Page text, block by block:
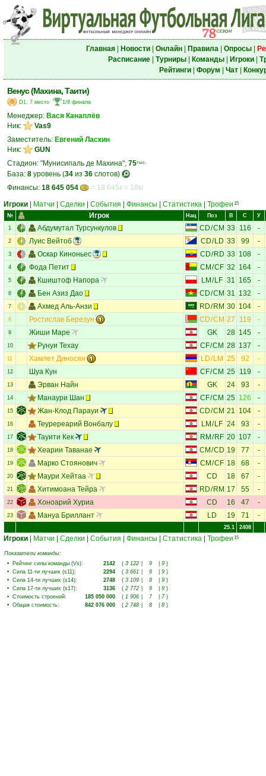
Главная| Новости| Онлайн| Правила| Опросы|
Расписание| Турниры| Команды| Игроки|
Рейтинги| Форум Чат|
Венус (Махина, Таити)
D1, 7 место 1/8 финала
Менеджер: Вася Канаплёв
Ник:
Vas9
Заместитель: Евгений Ласкин
Ник:
GUN
Стадион: "Мунисипаль де Махина", 75тыс.
База: 8 уровень (34 из 36 слотов)
Финансы: 18 645 054
= 18 645к = 18м
Игроки
Матчи Сделки События Финансы Статистика Трофеи 15
№ Игрок Нац Поз В С У
1 Абдумутал Турсункулов CD/CM 33 116 -
2 Луис Вейтоб CD/LD 33 99 -
3 Оскар Киноньес CD/RD 33 108 -
4 Фода Петит CM /CF 32 164 -
5 Кшиштоф Напора LM / LF 31 165 -
6 Бен Азиз Дао CD/CM 31 132 -
7 Ахмед Аль-Анзи RD/ RM 30 104 -
8 Ростислав Березун CD/CM 27 119 -
9 Жиши Маре GK 28 145 -
10 Рунуи Техау CF/CM 28 137 -
11 Хамлет Диносян LD/ LM 25 92 -
12 Шуа Кун CF/CM 25 119 -
13 Эрван Найн GK 24 93 -
14 Манаури Шан CF/CM 25 126 -
15 Жан-Клод Парауи CD/CM 21 104 -
16 Теуререарий Вонбалу LM / LF 24 93 -
17 Тауити Кек RM / RF 20 107 -
18 Хеарии Таванае CM /CD 19 77 -
19 Марко Стоянович CM /CF 18 68 -
20 Маури Хейтаа CD 18 67 -
21 Хитимоана Тейра RD/ RM 17 55 -
22 Хоноарий Хуриа CD 16 47 -
23 Мануа Бриллант LD 19 71 -
25.1 2408
Игроки Матчи Сделки События Финансы Статистика Трофеи 15
Показатели команды:
• Рейтинг силы команды (Vs): 2142 ( 3 122 9 9 )
• Сила 11-ти лучших (s11): 2294 ( 3 661 9 9 )
• Сила 14-ти лучших (s14): 2748 ( 3 109 9 9 )
• Сила 17-ти лучших (s17): 3136 ( 2 772 9 9 )
• Стоимость строений: 185 050 000 ( 1 906 7 7 )
• Общая стоимость: 842 076 000 ( 2 748 8 8 )